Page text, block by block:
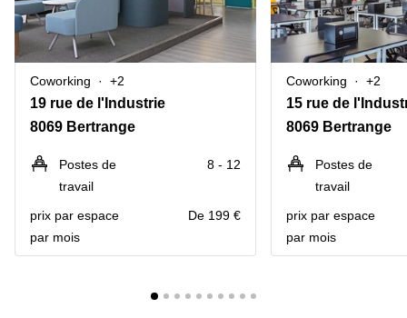
Coworking +2
19 rue de l'Industrie
8069 Bertrange
Postes de
travail
8 - 12
prix par espace
par mois
De 199 €
Coworking +2
15 rue de
8069 Bertrange
Postes de
travail
prix par espace
par mois